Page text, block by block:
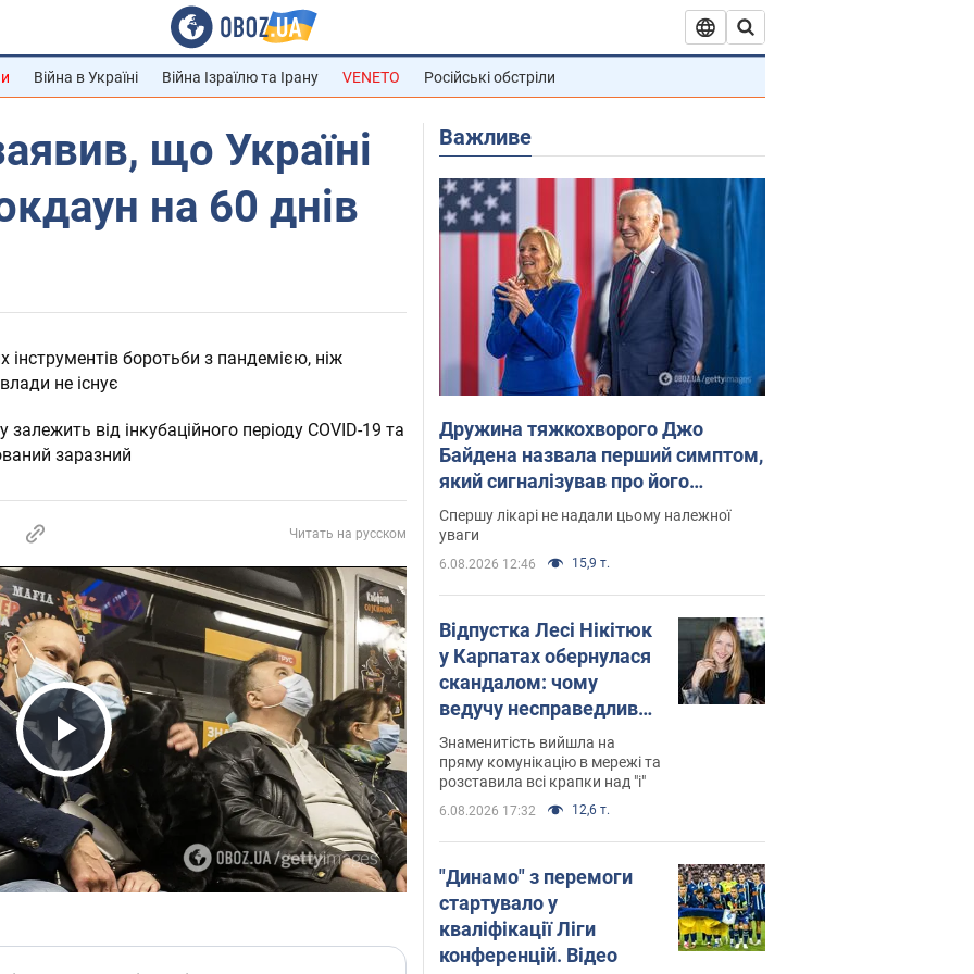
Війна в Україні Війна Ізраїлю та Ірану VENETO Російські обстріли
що Україні
на 60 днів
інструментів боротьби з пандемією, ніж
не існує
від інкубаційного періоду COVID-19 та
заразний
Читать на русском
Play Video
Важливе
Дружина тяжкохворого Джо
Байдена назвала перший симптом,
який сигналізував про його
"агресивний" рак
Спершу лікарі не надали цьому належної
уваги
6.08.2026 12:46 15,9 т.
Відпустка Лесі Нікітюк
у Карпатах обернулася
скандалом: чому
ведучу несправедливо
захейтили
Знаменитість вийшла на
пряму комунікацію в мережі та
розставила всі крапки над "і"
6.08.2026 17:32 12,6 т.
"Динамо" з перемоги
стартувало у
кваліфікації Ліги
конференцій. Відео